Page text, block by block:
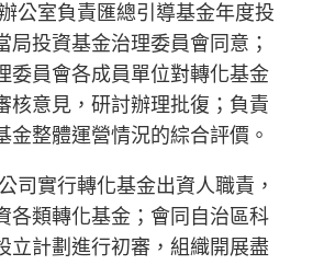
公室負責匯總引導基金年度投
局投資基金治理委員會同意；
委員會各成員單位對轉化基金
核意見，研討辦理批復；負責
金整體運營情況的綜合評價。
司實行轉化基金出資人職責，
各類轉化基金；會同自治區科
立計劃進行初審，組織開展盡